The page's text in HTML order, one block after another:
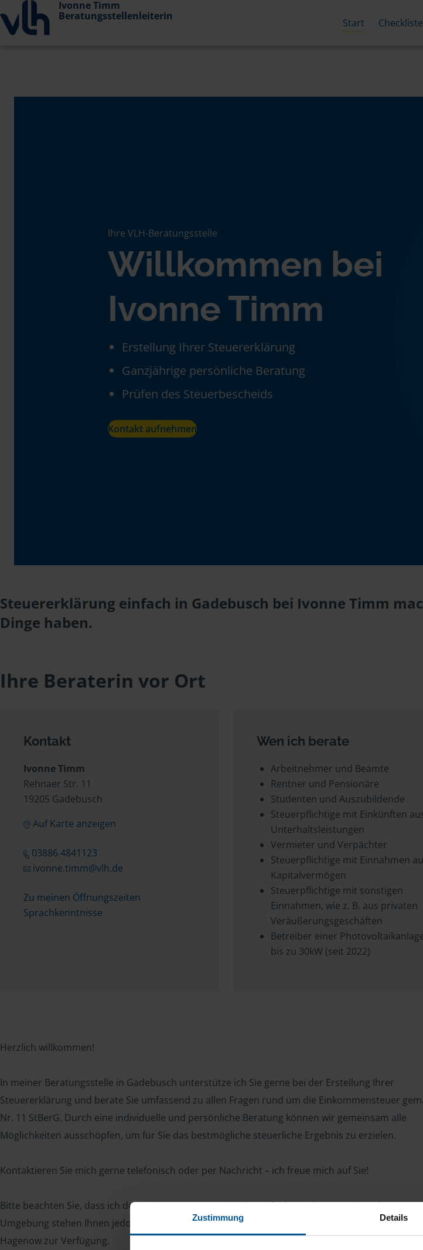
Zustimmung Details
Ivonne Timm
Beratungsstellenleiterin
Start Checkliste
Ihre VLH-Beratungsstelle
Willkommen bei
Ivonne Timm
Erstellung Ihrer Steuererklärung
Ganzjährige persönliche Beratung
Prüfen des Steuerbescheids
Kontakt aufnehmen
Steuererklärung einfach in Gadebusch bei Ivonne Timm
Dinge haben.
Ihre Beraterin vor Ort
Kontakt
Ivonne Timm
Rehnaer Str. 11
19205 Gadebusch
Auf Karte anzeigen
03886 4841123
ivonne.timm@vlh.de
Zu meinen Öffnungszeiten
Sprachkenntnisse
Wen ich berate
Arbeitnehmer und Beamte
Rentner und Pensionäre
Studenten und Auszubildende
Steuerpflichtige mit Einkünften
Unterhaltsleistungen
Vermieter und Verpächter
Steuerpflichtige mit Einnahmen
Kapitalvermögen
Steuerpflichtige mit sonstigen
Einnahmen, wie z. B. aus privaten
Veräußerungsgeschäften
Betreiber einer
bis zu 30kW (seit 2022)
Herzlich willkommen!
In meiner Beratungsstelle in Gadebusch unterstütze ich Sie gerne bei der Erstellung Ihrer
Steuererklärung und berate Sie umfassend zu allen Fragen rund um die Einkommensteuer
Nr. 11 StBerG. Durch eine individuelle und persönliche Beratung können wir gemeinsam alle
Möglichkeiten ausschöpfen, um für Sie das bestmögliche steuerliche Ergebnis zu erzielen.
Kontaktieren Sie mich gerne telefonisch oder per Nachricht – ich freue mich auf Sie!
Bitte beachten Sie, dass ich derzeit keine neuen Mitglieder aufnehmen kann. In der näheren
Umgebung stehen Ihnen jedoch weitere VLH-Beratungsstellen in Rehna, Perlin, Schwerin und
Hagenow zur Verfügung.